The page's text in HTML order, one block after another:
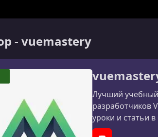
- vuemastery
Лучший учебный
разработчиков
уроки и статьи